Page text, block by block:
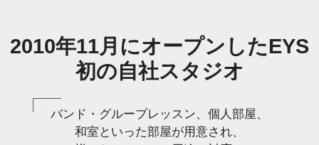
2010年11月にオープンしたEYS
初の自社スタジオ
バンド・グループレッスン、個人部屋、
和室といった部屋が用意され、